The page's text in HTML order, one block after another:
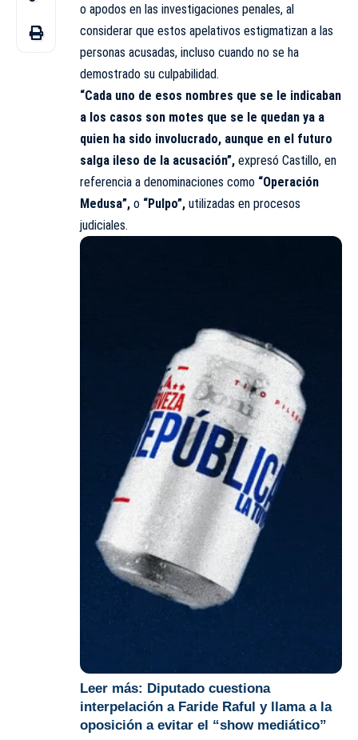
o apodos en las investigaciones penales, al
considerar que estos apelativos estigmatizan a las
personas acusadas, incluso cuando no se ha
demostrado su culpabilidad.
“Cada uno de esos nombres que se le indicaban
a los casos son motes que se le quedan ya a
quien ha sido involucrado, aunque en el futuro
salga ileso de la acusación”, expresó Castillo, en
referencia a denominaciones como “Operación
Medusa”, o “Pulpo”, utilizadas en procesos
judiciales.
Leer más: Diputado cuestiona
interpelación a Faride Raful y llama a la
oposición a evitar el “show mediático”